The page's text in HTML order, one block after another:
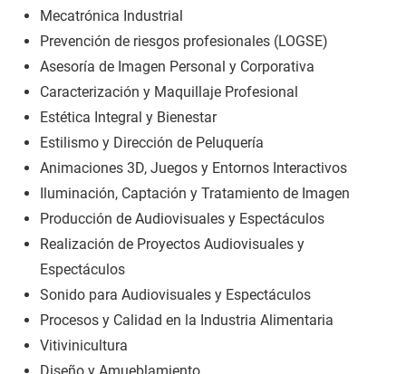
Mecatrónica Industrial
Prevención de riesgos profesionales (LOGSE)
Asesoría de Imagen Personal y Corporativa
Caracterización y Maquillaje Profesional
Estética Integral y Bienestar
Estilismo y Dirección de Peluquería
Animaciones 3D, Juegos y Entornos Interactivos
Iluminación, Captación y Tratamiento de Imagen
Producción de Audiovisuales y Espectáculos
Realización de Proyectos Audiovisuales y
Espectáculos
Sonido para Audiovisuales y Espectáculos
Procesos y Calidad en la Industria Alimentaria
Vitivinicultura